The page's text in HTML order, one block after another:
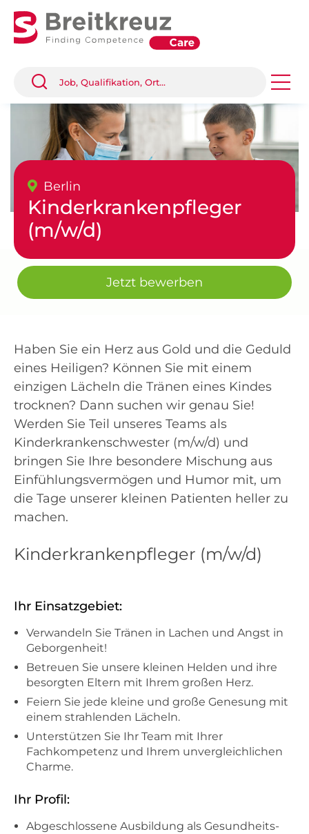
Berlin
Kinderkrankenpfleger
(m/w/d)
Jetzt bewerben
Haben Sie ein Herz aus Gold und die Geduld
eines Heiligen? Können Sie mit einem
einzigen Lächeln die Tränen eines Kindes
trocknen? Dann suchen wir genau Sie!
Werden Sie Teil unseres Teams als
Kinderkrankenschwester (m/w/d) und
bringen Sie Ihre besondere Mischung aus
Einfühlungsvermögen und Humor mit, um
die Tage unserer kleinen Patienten heller zu
machen.
Kinderkrankenpfleger (m/w/d)
Ihr Einsatzgebiet:
Verwandeln Sie Tränen in Lachen und Angst in
Geborgenheit!
Betreuen Sie unsere kleinen Helden und ihre
besorgten Eltern mit Ihrem großen Herz.
Feiern Sie jede kleine und große Genesung mit
einem strahlenden Lächeln.
Unterstützen Sie Ihr Team mit Ihrer
Fachkompetenz und Ihrem unvergleichlichen
Charme.
Ihr Profil:
Abgeschlossene Ausbildung als Gesundheits-